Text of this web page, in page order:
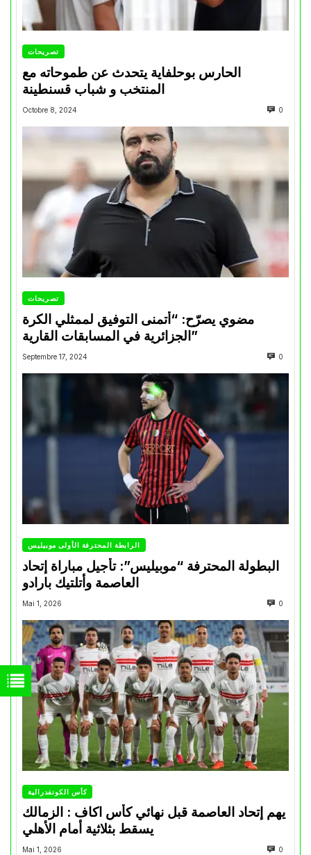
تصريحات
الحارس بوحلفاية يتحدث عن طموحاته مع
المنتخب و شباب قسنطينة
Octobre 8, 2024 0
تصريحات
مضوي يصرّح: “أتمنى التوفيق لممثلي الكرة
الجزائرية في المسابقات القارية”
Septembre 17, 2024 0
الرابطة المحترفة الأولى موبيليس
البطولة المحترفة “موبيليس”: تأجيل مباراة إتحاد
العاصمة وأتلتيك بارادو
Mai 1, 2026 0
كأس الكونفدرالية
يهم إتحاد العاصمة قبل نهائي كأس اكاف : الزمالك
Mai 1, 2026 0